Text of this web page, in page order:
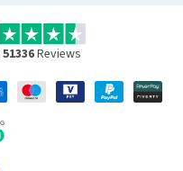
51336Reviews